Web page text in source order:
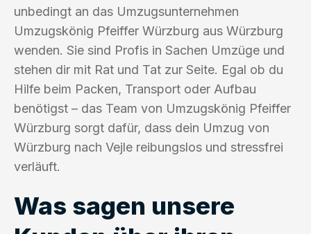
unbedingt an das Umzugsunternehmen
Umzugskönig Pfeiffer Würzburg aus Würzburg
wenden. Sie sind Profis in Sachen Umzüge und
stehen dir mit Rat und Tat zur Seite. Egal ob du
Hilfe beim Packen, Transport oder Aufbau
benötigst – das Team von Umzugskönig Pfeiffer
Würzburg sorgt dafür, dass dein Umzug von
Würzburg nach Vejle reibungslos und stressfrei
verläuft.
Was sagen unsere